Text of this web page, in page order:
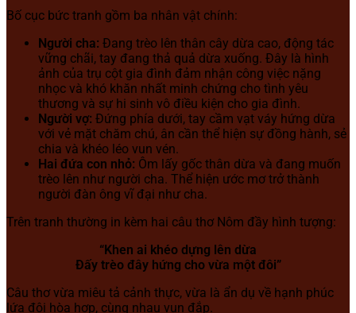
Bố cục bức tranh gồm ba nhân vật chính:
Người cha: Đang trèo lên thân cây dừa cao, động tác
vững chãi, tay đang thả quả dừa xuống. Đây là hình
ảnh của trụ cột gia đình đảm nhận công việc nặng
nhọc và khó khăn nhất minh chứng cho tình yêu
thương và sự hi sinh vô điều kiện cho gia đình.
Người vợ: Đứng phía dưới, tay cầm vạt váy hứng dừa
với vẻ mặt chăm chú, ân cần thể hiện sự đồng hành, sẻ
chia và khéo léo vun vén.
Hai đứa con nhỏ: Ôm lấy gốc thân dừa và đang muốn
trèo lên như người cha. Thể hiện ước mơ trở thành
người đàn ông vĩ đại như cha.
Trên tranh thường in kèm hai câu thơ Nôm đầy hình tượng:
“Khen ai khéo dựng lên dừa
Đấy trèo đây hứng cho vừa một đôi”
Câu thơ vừa miêu tả cảnh thực, vừa là ẩn dụ về hạnh phúc
lứa đôi hòa hợp, cùng nhau vun đắp.